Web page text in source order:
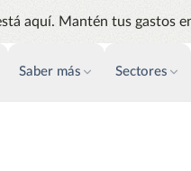
aquí. Mantén tus gastos
Saber más Sectores